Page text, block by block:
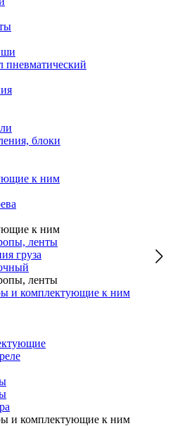
пневматический
блоки
к ним
к ним
ленты
груза
ленты
и комплектующие к ним
и комплектующие к ним